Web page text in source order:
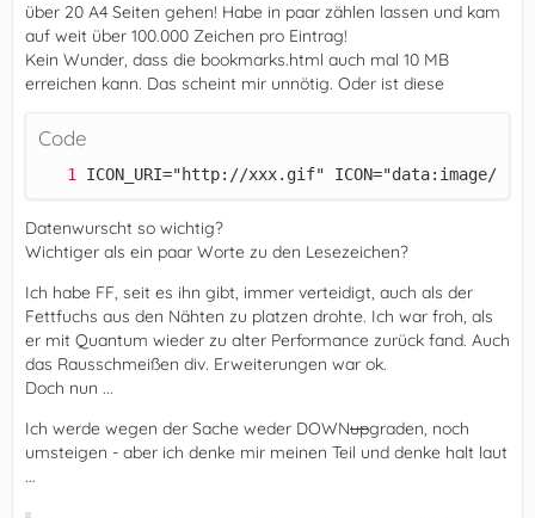
über 20 A4 Seiten gehen! Habe in paar zählen lassen und kam
auf weit über 100.000 Zeichen pro Eintrag!
Kein Wunder, dass die bookmarks.html auch mal 10 MB
erreichen kann. Das scheint mir unnötig. Oder ist diese
Code
ICON_URI="http://xxx.gif" ICON="data:image/png;
Datenwurscht so wichtig?
Wichtiger als ein paar Worte zu den Lesezeichen?
Ich habe FF, seit es ihn gibt, immer verteidigt, auch als der
Fettfuchs aus den Nähten zu platzen drohte. Ich war froh, als
er mit Quantum wieder zu alter Performance zurück fand. Auch
das Rausschmeißen div. Erweiterungen war ok.
Doch nun ...
Ich werde wegen der Sache weder DOWNupgraden, noch
umsteigen - aber ich denke mir meinen Teil und denke halt laut
...